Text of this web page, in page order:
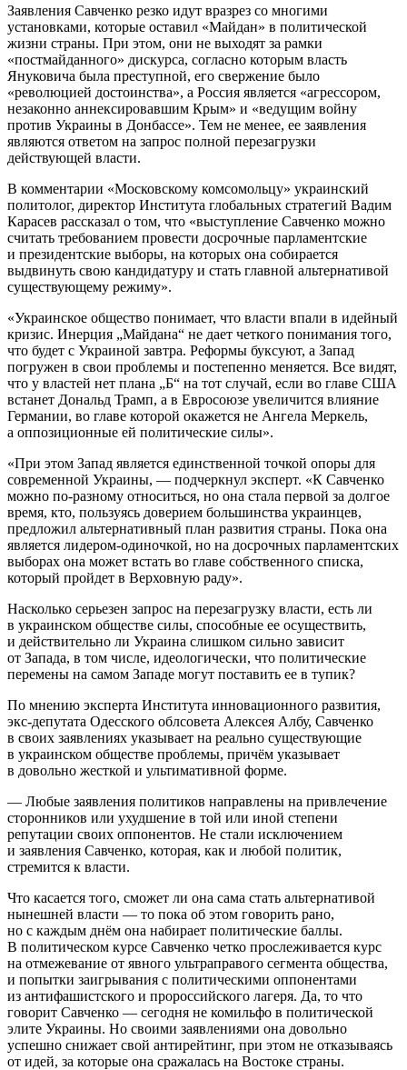
Заявления Савченко резко идут вразрез со многими
установками, которые оставил «Майдан» в политической
жизни страны. При этом, они не выходят за рамки
«постмайданного» дискурса, согласно которым власть
Януковича была преступной, его свержение было
«революцией достоинства», а Россия является «агрессором,
незаконно аннексировавшим Крым» и «ведущим войну
против Украины в Донбассе». Тем не менее, ее заявления
являются ответом на запрос полной перезагрузки
действующей власти.
В комментарии «Московскому комсомольцу» украинский
политолог, директор Института глобальных стратегий Вадим
Карасев рассказал о том, что «выступление Савченко можно
считать требованием провести досрочные парламентские
и президентские выборы, на которых она собирается
выдвинуть свою кандидатуру и стать главной альтернативой
существующему режиму».
«Украинское общество понимает, что власти впали в идейный
кризис. Инерция „Майдана“ не дает четкого понимания того,
что будет с Украиной завтра. Реформы буксуют, а Запад
погружен в свои проблемы и постепенно меняется. Все видят,
что у властей нет плана „Б“ на тот случай, если во главе США
встанет Дональд Трамп, а в Евросоюзе увеличится влияние
Германии, во главе которой окажется не Ангела Меркель,
а оппозиционные ей политические силы».
«При этом Запад является единственной точкой опоры для
современной Украины, — подчеркнул эксперт. «К Савченко
можно по-разному относиться, но она стала первой за долгое
время, кто, пользуясь доверием большинства украинцев,
предложил альтернативный план развития страны. Пока она
является лидером-одиночкой, но на досрочных парламентских
выборах она может встать во главе собственного списка,
который пройдет в Верховную раду».
Насколько серьезен запрос на перезагрузку власти, есть ли
в украинском обществе силы, способные ее осуществить,
и действительно ли Украина слишком сильно зависит
от Запада, в том числе, идеологически, что политические
перемены на самом Западе могут поставить ее в тупик?
По мнению эксперта Института инновационного развития,
экс-депутата Одесского облсовета Алексея Албу, Савченко
в своих заявлениях указывает на реально существующие
в украинском обществе проблемы, причём указывает
в довольно жесткой и ультимативной форме.
— Любые заявления политиков направлены на привлечение
сторонников или ухудшение в той или иной степени
репутации своих оппонентов. Не стали исключением
и заявления Савченко, которая, как и любой политик,
стремится к власти.
Что касается того, сможет ли она сама стать альтернативой
нынешней власти — то пока об этом говорить рано,
но с каждым днём она набирает политические баллы.
В политическом курсе Савченко четко прослеживается курс
на отмежевание от явного ультраправого сегмента общества,
и попытки заигрывания с политическими оппонентами
из антифашистского и пророссийского лагеря. Да, то что
говорит Савченко — сегодня не комильфо в политической
элите Украины. Но своими заявлениями она довольно
успешно снижает свой антирейтинг, при этом не отказываясь
от идей, за которые она сражалась на Востоке страны.